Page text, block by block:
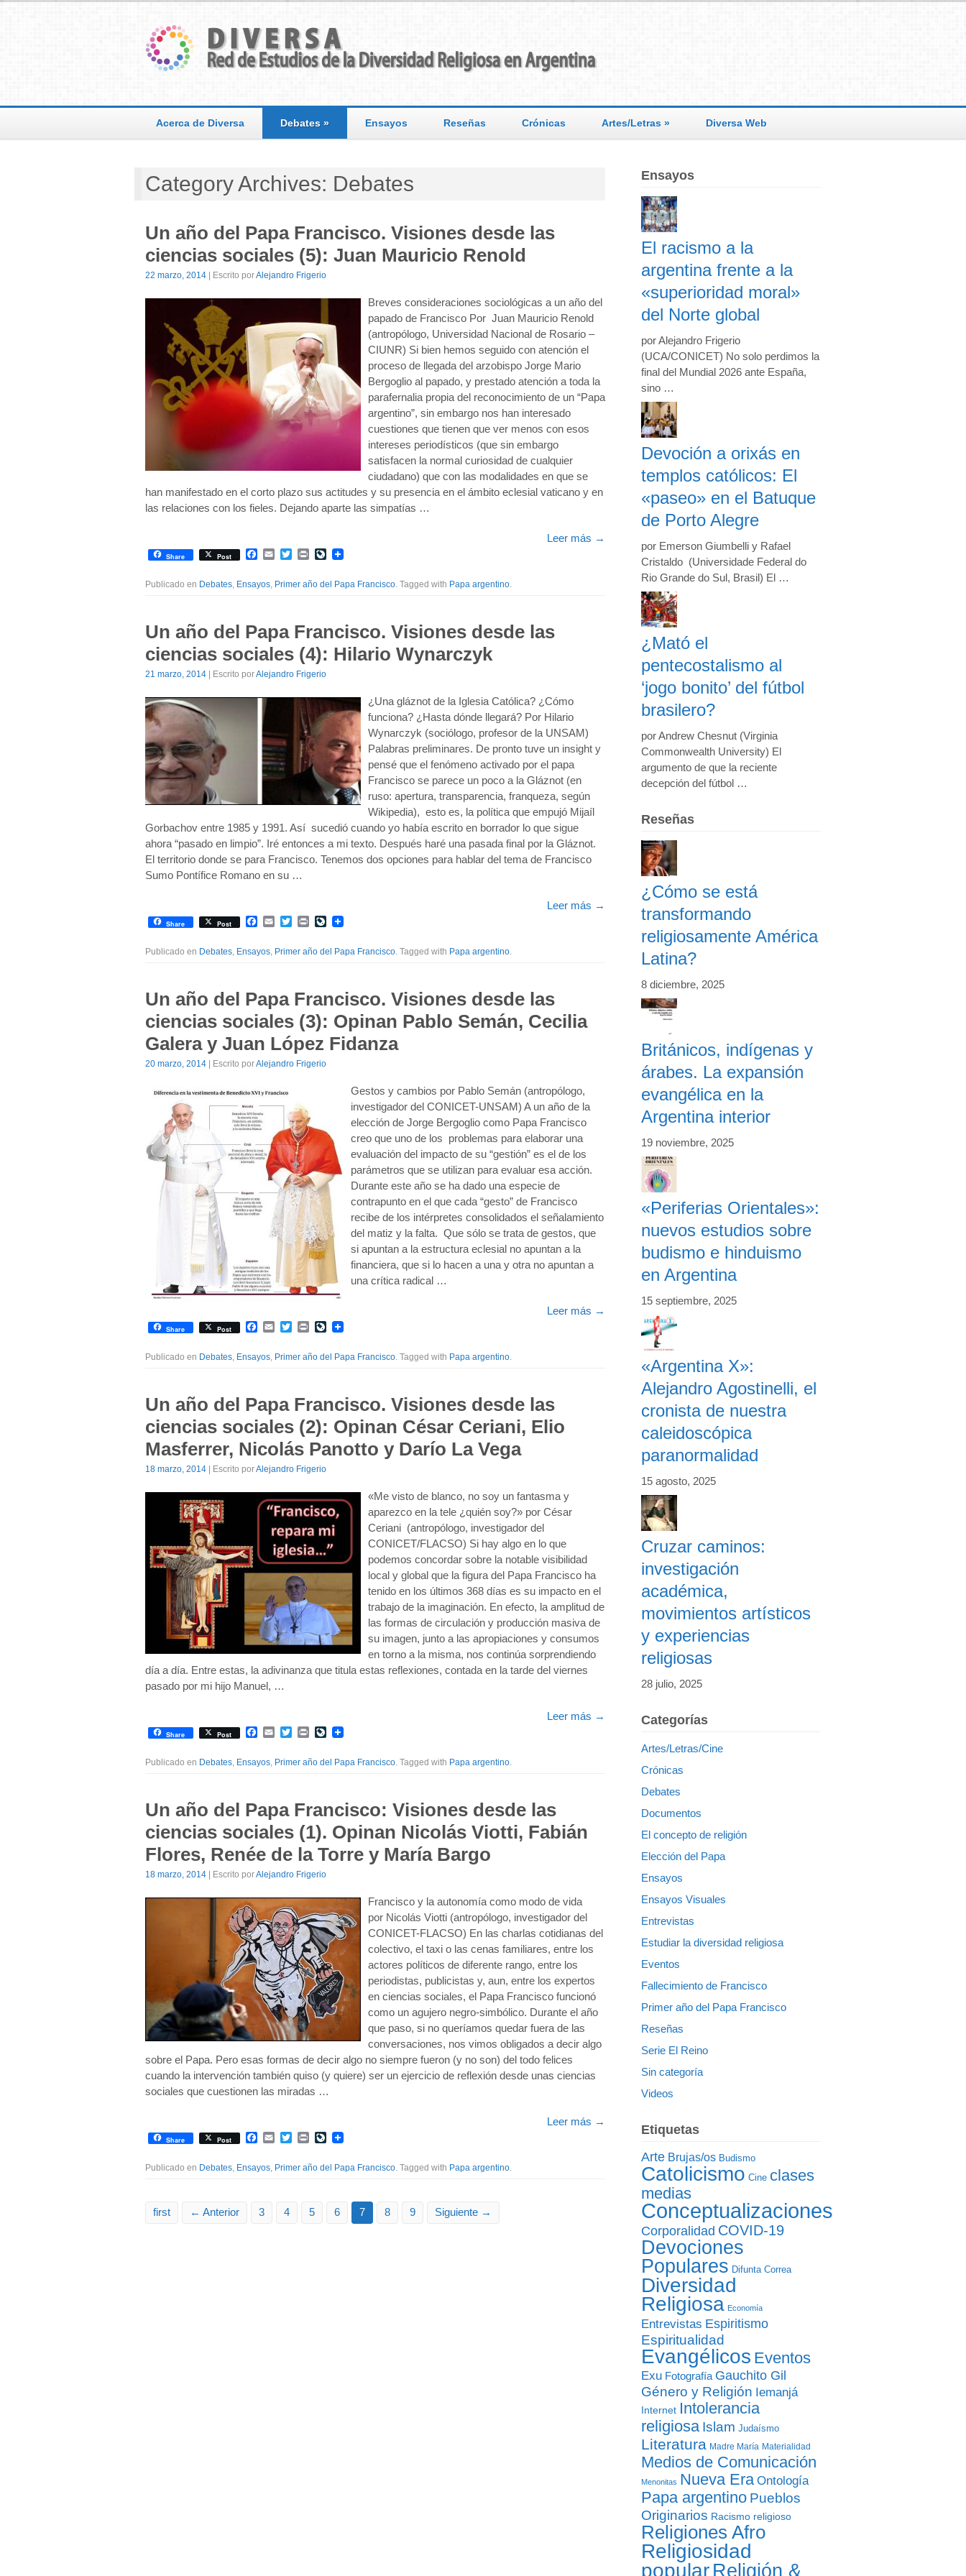
Acerca de Diversa Debates » Ensayos Reseñas Crónicas Artes/Letras » Diversa Web
Category Archives: Debates
Un año del Papa Francisco. Visiones desde las
ciencias sociales (5): Juan Mauricio Renold
22 marzo, 2014 | Escrito porAlejandro Frigerio
Breves consideraciones sociológicas a un año del
papado de Francisco Por Juan Mauricio Renold
(antropólogo, Universidad Nacional de Rosario –
CIUNR) Si bien hemos seguido con atención el
proceso de llegada del arzobispo Jorge Mario
Bergoglio al papado, y prestado atención a toda la
parafernalia propia del reconocimiento de un “Papa
argentino”, sin embargo nos han interesado
cuestiones que tienen que ver menos con esos
intereses periodísticos (que sin embargo
satisfacen la normal curiosidad de cualquier
ciudadano) que con las modalidades en que se
han manifestado en el corto plazo sus actitudes y su presencia en el ámbito eclesial vaticano y en
las relaciones con los fieles. Dejando aparte las simpatías …
Leer más →
Share Post Facebook
EmailTwitterPrintLiveJournal
Publicado en Debates, Ensayos, Primer año del Papa Francisco. Tagged with Papa argentino.
Un año del Papa Francisco. Visiones desde las
ciencias sociales (4): Hilario Wynarczyk
21 marzo, 2014 | Escrito porAlejandro Frigerio
¿Una gláznot de la Iglesia Católica? ¿Cómo
funciona? ¿Hasta dónde llegará? Por Hilario
Wynarczyk (sociólogo, profesor de la UNSAM)
Palabras preliminares. De pronto tuve un insight y
pensé que el fenómeno activado por el papa
Francisco se parece un poco a la Gláznot (en
ruso: apertura, transparencia, franqueza, según
Wikipedia), esto es, la política que empujó Mijaíl
Gorbachov entre 1985 y 1991. Así sucedió cuando yo había escrito en borrador lo que sigue
ahora “pasado en limpio”. Iré entonces a mi texto. Después haré una pasada final por la Gláznot.
El territorio donde se para Francisco. Tenemos dos opciones para hablar del tema de Francisco
Sumo Pontífice Romano en su …
Leer más →
Share Post Facebook
EmailTwitterPrintLiveJournal
Publicado en Debates, Ensayos, Primer año del Papa Francisco. Tagged with Papa argentino.
Un año del Papa Francisco. Visiones desde las
ciencias sociales (3): Opinan Pablo Semán, Cecilia
Galera y Juan López Fidanza
20 marzo, 2014 | Escrito porAlejandro Frigerio
Gestos y cambios por Pablo Semán (antropólogo,
investigador del CONICET-UNSAM) A un año de la
elección de Jorge Bergoglio como Papa Francisco
creo que uno de los problemas para elaborar una
evaluación del impacto de su “gestión” es el de los
parámetros que se utilizan para evaluar esa acción.
Durante este año se ha dado una especie de
contrapunto en el que cada “gesto” de Francisco
recibe de los intérpretes consolidados el señalamiento
del matiz y la falta. Que sólo se trata de gestos, que
si apuntan a la estructura eclesial no apuntan a la
financiera, que si lo hacen a una y otra no apuntan a
una crítica radical …
Leer más →
Share Post Facebook
EmailTwitterPrintLiveJournal
Publicado en Debates, Ensayos, Primer año del Papa Francisco. Tagged with Papa argentino.
Un año del Papa Francisco. Visiones desde las
ciencias sociales (2): Opinan César Ceriani, Elio
Masferrer, Nicolás Panotto y Darío La Vega
18 marzo, 2014 | Escrito porAlejandro Frigerio
«Me visto de blanco, no soy un fantasma y
aparezco en la tele ¿quién soy?» por César
Ceriani (antropólogo, investigador del
CONICET/FLACSO) Si hay algo en lo que
podemos concordar sobre la notable visibilidad
local y global que la figura del Papa Francisco ha
tenido en los últimos 368 días es su impacto en el
trabajo de la imaginación. En efecto, la amplitud de
las formas de circulación y producción masiva de
su imagen, junto a las apropiaciones y consumos
en torno a la misma, nos continúa sorprendiendo
día a día. Entre estas, la adivinanza que titula estas reflexiones, contada en la tarde del viernes
pasado por mi hijo Manuel, …
Leer más →
Share Post Facebook
EmailTwitterPrintLiveJournal
Publicado en Debates, Ensayos, Primer año del Papa Francisco. Tagged with Papa argentino.
Un año del Papa Francisco: Visiones desde las
ciencias sociales (1). Opinan Nicolás Viotti, Fabián
Flores, Renée de la Torre y María Bargo
18 marzo, 2014 | Escrito porAlejandro Frigerio
Francisco y la autonomía como modo de vida
por Nicolás Viotti (antropólogo, investigador del
CONICET-FLACSO) En las charlas cotidianas del
colectivo, el taxi o las cenas familiares, entre los
actores políticos de diferente rango, entre los
periodistas, publicistas y, aun, entre los expertos
en ciencias sociales, el Papa Francisco funcionó
como un agujero negro-simbólico. Durante el año
que paso, si no queríamos quedar fuera de las
conversaciones, nos vimos obligados a decir algo
sobre el Papa. Pero esas formas de decir algo no siempre fueron (y no son) del todo felices
cuando la intervención también quiso (y quiere) ser un ejercicio de reflexión desde unas ciencias
sociales que cuestionen las miradas …
Leer más →
Share Post Facebook
EmailTwitterPrintLiveJournal
Publicado en Debates, Ensayos, Primer año del Papa Francisco. Tagged with Papa argentino.
first ← Anterior 3 4 5 6 7 8 9 Siguiente →
Ensayos
El racismo a la
argentina frente a la
«superioridad moral»
del Norte global
por Alejandro Frigerio
(UCA/CONICET) No solo perdimos la
final del Mundial 2026 ante España,
sino …
Devoción a orixás en
templos católicos: El
«paseo» en el Batuque
de Porto Alegre
por Emerson Giumbelli y Rafael
Cristaldo (Universidade Federal do
Rio Grande do Sul, Brasil) El …
¿Mató el
pentecostalismo al
‘jogo bonito’ del fútbol
brasilero?
por Andrew Chesnut (Virginia
Commonwealth University) El
argumento de que la reciente
decepción del fútbol …
Reseñas
¿Cómo se está
transformando
religiosamente América
Latina?
8 diciembre, 2025
Británicos, indígenas y
árabes. La expansión
evangélica en la
Argentina interior
19 noviembre, 2025
«Periferias Orientales»:
nuevos estudios sobre
budismo e hinduismo
en Argentina
15 septiembre, 2025
«Argentina X»:
Alejandro Agostinelli, el
cronista de nuestra
caleidoscópica
paranormalidad
15 agosto, 2025
Cruzar caminos:
investigación
académica,
movimientos artísticos
y experiencias
religiosas
28 julio, 2025
Categorías
Artes/Letras/Cine
Crónicas
Debates
Documentos
El concepto de religión
Elección del Papa
Ensayos
Ensayos Visuales
Entrevistas
Estudiar la diversidad religiosa
Eventos
Fallecimiento de Francisco
Primer año del Papa Francisco
Reseñas
Serie El Reino
Sin categoría
Videos
Etiquetas
Arte Brujas/os Budismo
Catolicismo Cine clases
medias
Conceptualizaciones
Corporalidad COVID-19
Devociones
Populares Difunta Correa
Diversidad
Religiosa Economía
Entrevistas Espiritismo
Espiritualidad
Evangélicos Eventos
Exu Fotografía Gauchito Gil
Género y Religión Iemanjá
Internet Intolerancia
religiosa Islam Judaísmo
Literatura Madre María Materialidad
Medios de Comunicación
Menonitas Nueva Era Ontología
Papa argentino Pueblos
Originarios Racismo religioso
Religiones Afro
Religiosidad
popular Religión &